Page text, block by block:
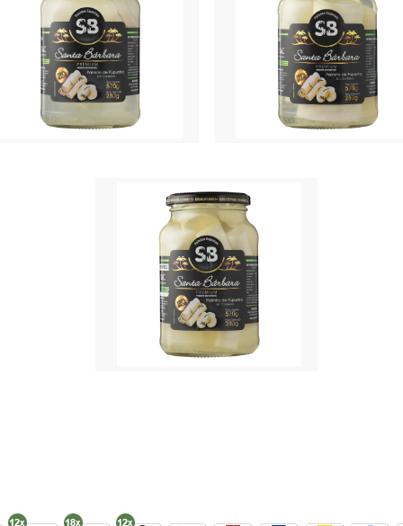
disponível só para cliente!
Preço disponível só para